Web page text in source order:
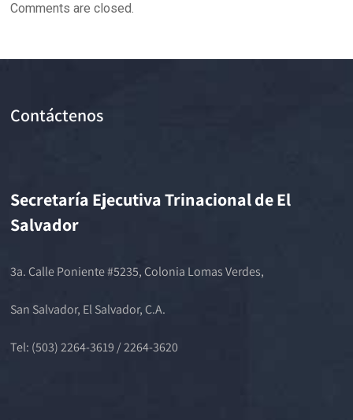
Comments are closed.
Contáctenos
Secretaría Ejecutiva Trinacional de El
Salvador
3a. Calle Poniente #5235, Colonia Lomas Verdes,
San Salvador, El Salvador, C.A.
Tel: (503) 2264-3619 / 2264-3620